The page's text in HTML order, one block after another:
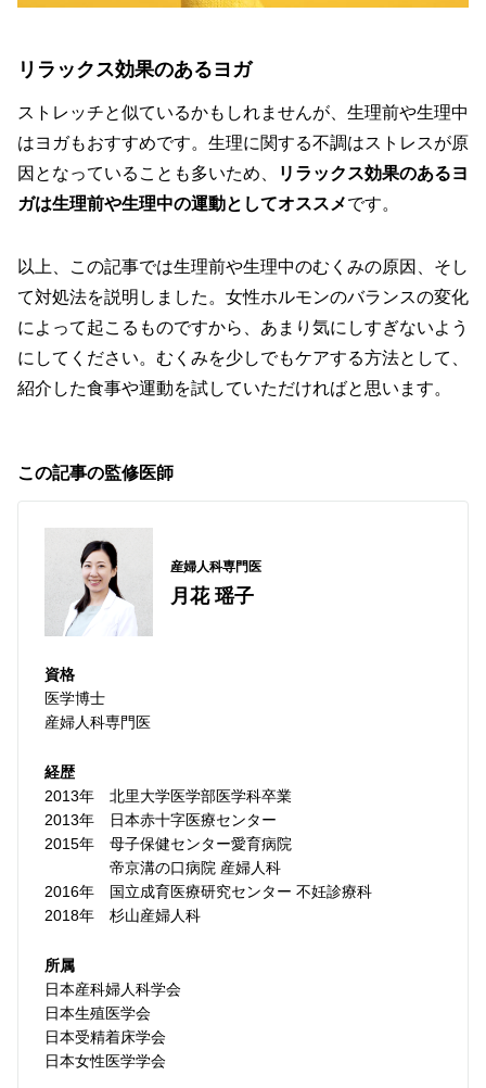
リラックス効果のあるヨガ
ストレッチと似ているかもしれませんが、生理前や生理中
はヨガもおすすめです。生理に関する不調はストレスが原
因となっていることも多いため、
リラックス効果のあるヨ
ガは生理前や生理中の運動としてオススメです。
以上、この記事では生理前や生理中のむくみの原因、そし
て対処法を説明しました。女性ホルモンのバランスの変化
によって起こるものですから、あまり気にしすぎないよう
にしてください。むくみを少しでもケアする方法として、
紹介した食事や運動を試していただければと思います。
この記事の監修医師
産婦人科専門医
月花 瑶子
資格
医学博士
産婦人科専門医
経歴
2013年
北里大学医学部医学科卒業
2013年
日本赤十字医療センター
2015年
母子保健センター愛育病院
帝京溝の口病院 産婦人科
2016年
国立成育医療研究センター 不妊診療科
2018年
杉山産婦人科
所属
日本産科婦人科学会
日本生殖医学会
日本受精着床学会
日本女性医学学会